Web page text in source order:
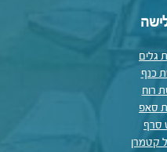
גלים
כנף
רוח
סאפ
סרף
קטמרן